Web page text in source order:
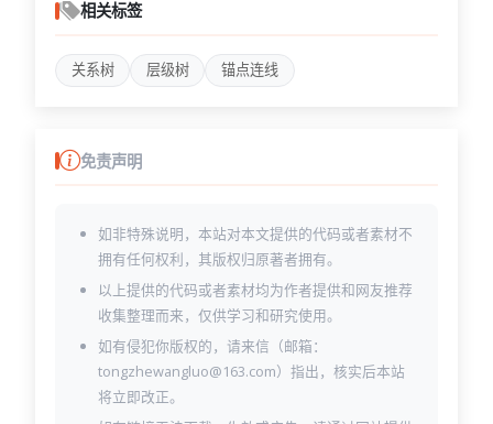
相关标签
关系树 层级树 锚点连线
免责声明
如非特殊说明，本站对本文提供的代码或者素材不
拥有任何权利，其版权归原著者拥有。
以上提供的代码或者素材均为作者提供和网友推荐
收集整理而来，仅供学习和研究使用。
如有侵犯你版权的，请来信（邮箱：
tongzhewangluo@163.com）指出，核实后本站
将立即改正。